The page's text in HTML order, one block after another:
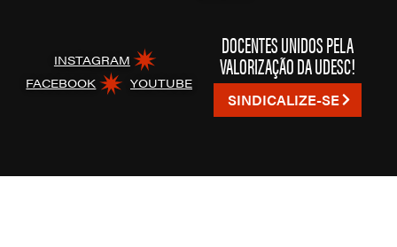
DOCENTES UNIDOS PELA
VALORIZAÇÃO DA UDESC!
SINDICALIZE-SE
INSTAGRAM
FACEBOOK
YOUTUBE